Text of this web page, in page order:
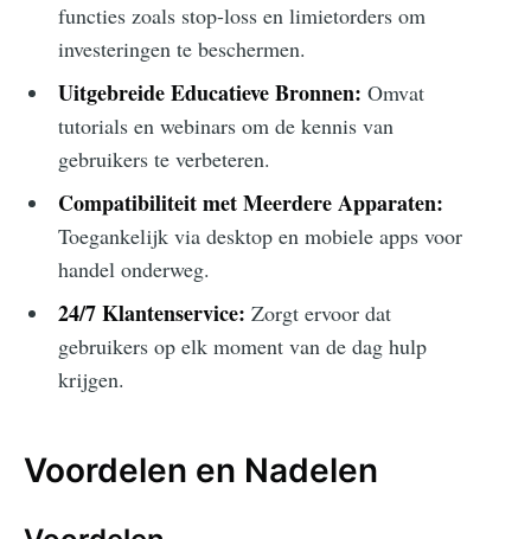
functies zoals stop-loss en limietorders om
investeringen te beschermen.
Uitgebreide Educatieve Bronnen: Omvat
tutorials en webinars om de kennis van
gebruikers te verbeteren.
Compatibiliteit met Meerdere Apparaten:
Toegankelijk via desktop en mobiele apps voor
handel onderweg.
24/7 Klantenservice: Zorgt ervoor dat
gebruikers op elk moment van de dag hulp
krijgen.
Voordelen en Nadelen